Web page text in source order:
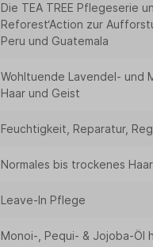
Die TEA TREE Pflegeserie
Reforest‘Action zur
Peru und Guatemala
Wohltuende Lavendel- und
Haar und Geist
Feuchtigkeit, Reparatur,
Normales bis trockenes Haar
Leave-In Pflege
Monoi-, Pequi- & Jojoba-Öl